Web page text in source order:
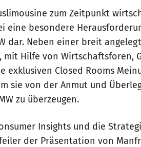
zum Zeitpunkt
eine besondere
dar. Neben einer breit
mit Hilfe von Wirtschaftsforen,
exklusiven Closed Rooms
sie von der Anmut und
zu überzeugen.
Insights und die
der Präsentation von